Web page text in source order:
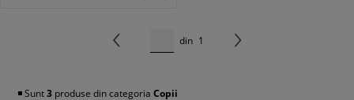
din 1
◾️ Sunt3 produse din categoria Copii